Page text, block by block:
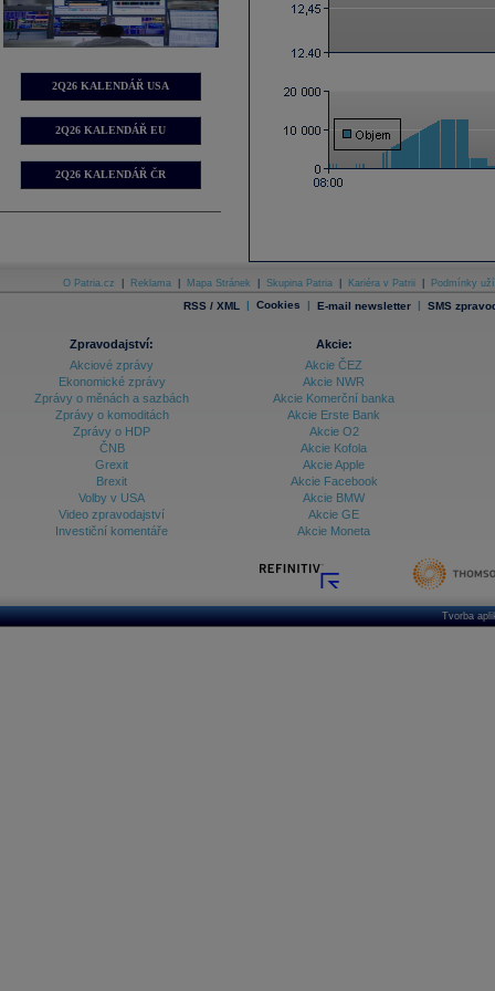
2Q26 KALENDÁŘ USA
2Q26 KALENDÁŘ EU
2Q26 KALENDÁŘ ČR
O Patria.cz Reklama Mapa Stránek Skupina Patria Kariéra v Patrii Podmínky
RSS / XML | Cookies | E-mail newsletter | SMS
Zpravodajství:
Akciové zprávy
Ekonomické zprávy
Zprávy o měnách a sazbách
Zprávy o komoditách
Zprávy o HDP
ČNB
Grexit
Brexit
Volby v USA
Video zpravodajství
Investiční komentáře
Akcie:
Akcie ČEZ
Akcie NWR
Akcie Komerční banka
Akcie Erste Bank
Akcie O2
Akcie Kofola
Akcie Apple
Akcie Facebook
Akcie BMW
Akcie GE
Akcie Moneta
Tvorba